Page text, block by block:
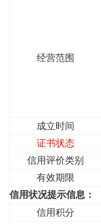
经营范围
成立时间
证书状态
信用评价类别
有效期限
信用状况提示信息：
信用积分